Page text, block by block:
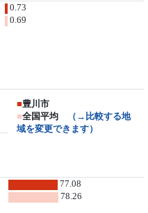
0.73
0.69
■豊川市
■全国平均
（→比較する地
域を変更できます）
77.08
78.26